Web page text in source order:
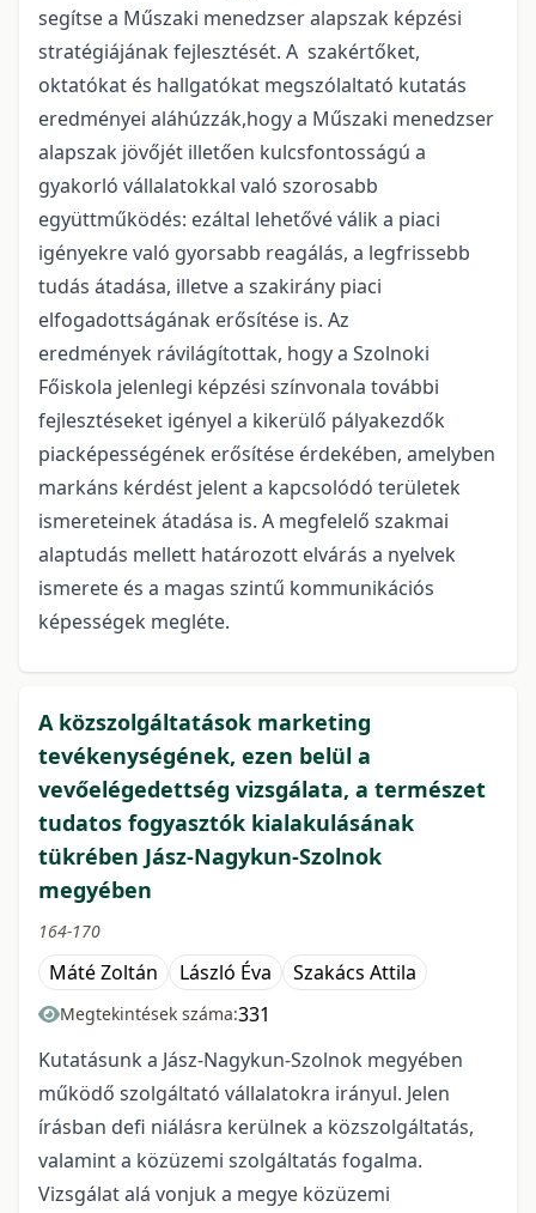
segítse a Műszaki menedzser alapszak képzési
stratégiájának fejlesztését. A szakértőket,
oktatókat és hallgatókat megszólaltató kutatás
eredményei aláhúzzák,hogy a Műszaki menedzser
alapszak jövőjét illetően kulcsfontosságú a
gyakorló vállalatokkal való szorosabb
együttműködés: ezáltal lehetővé válik a piaci
igényekre való gyorsabb reagálás, a legfrissebb
tudás átadása, illetve a szakirány piaci
elfogadottságának erősítése is. Az
eredmények rávilágítottak, hogy a Szolnoki
Főiskola jelenlegi képzési színvonala további
fejlesztéseket igényel a kikerülő pályakezdők
piacképességének erősítése érdekében, amelyben
markáns kérdést jelent a kapcsolódó területek
ismereteinek átadása is. A megfelelő szakmai
alaptudás mellett határozott elvárás a nyelvek
ismerete és a magas szintű kommunikációs
képességek megléte.
A közszolgáltatások marketing
tevékenységének, ezen belül a
vevőelégedettség vizsgálata, a természet
tudatos fogyasztók kialakulásának
tükrében Jász-Nagykun-Szolnok
megyében
164-170
Máté Zoltán László Éva Szakács Attila
Megtekintések száma:331
Kutatásunk a Jász-Nagykun-Szolnok megyében
működő szolgáltató vállalatokra irányul. Jelen
írásban defi niálásra kerülnek a közszolgáltatás,
valamint a közüzemi szolgáltatás fogalma.
Vizsgálat alá vonjuk a megye közüzemi